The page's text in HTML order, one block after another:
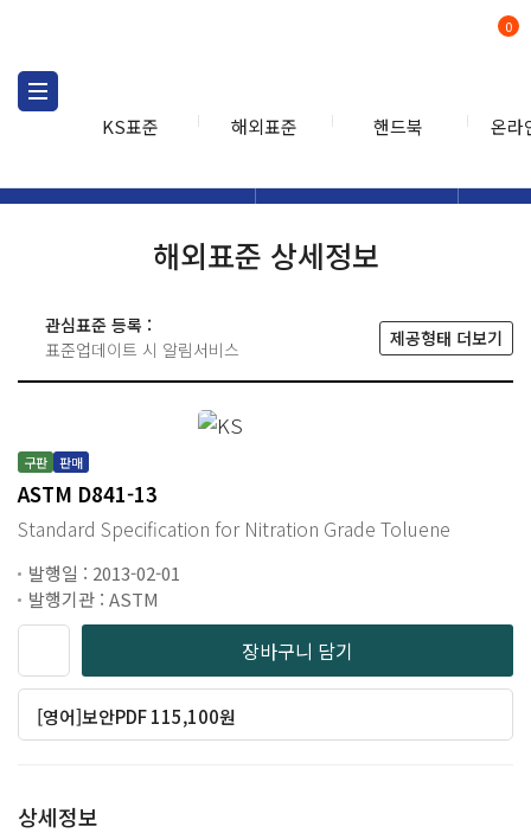
KS표준 해외표준 핸드북 온라
0
해외표준 상세정보
관심표준 등록 :
표준업데이트 시 알림서비스
제공형태 더보기
구판 판매
ASTM D841-13
Standard Specification for Nitration Grade Toluene
발행일 : 2013-02-01
발행기관 : ASTM
장바구니 담기
[영어]보안PDF 115,100원
상세정보